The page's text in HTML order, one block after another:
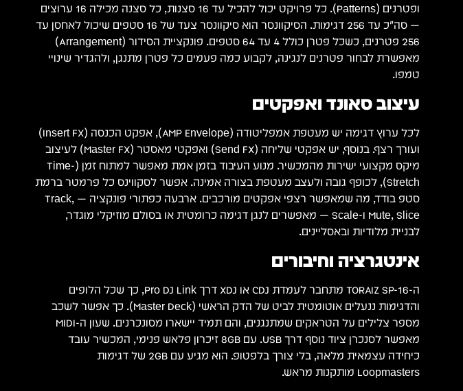
ופטרנים (Patterns). כל פרויקט יכול להכיל עד 16 סצנות, כל סצנה מכילה 16 ערוצים
— סה"כ עד 256 דגימות. הסיקוונסר הוא סיקוונסר צעד של 16 סטפים שיכול לאחסן עד
256 פטרנים, כשכל פטרן כולל 4 עד 64 סטפים. פונקציית הסידור (Arrangement)
מאפשרת לבחור פטרנים לנגינה, לקבוע כמה פעמים כל פטרן מתנגן, ולהגדיר שינויי
טמפו.
עיצוב סאונד ואפקטים
לכל ערוץ דגימה יש מעטפת אמפליטודה (AMP Envelope), אפקט הכנסה (Insert FX)
ועורך רצף. בנוסף, יש אפקטי שליחה (Send FX) ואפקטי מאסטר (Master FX) לעיצוב
מיקס מקצועי ישירות מהמכשיר. מנוע העיבוד בזמן אמת מאפשר למתוח זמן (Time-
Stretch), לכופף גובה ולעצב מעטפת בצורה אמינה. אפשר לסקווינס כל פרמטר ברמת
סטפ בודד, מה שמאפשר רצפי אפקטים מורכבים. ארבעה כפתורי פונקציה — Track,
Mute, Slice ו-Scale — מאפשרים לנגן דגימה כרומטית או בסולם מוזיקלי מוגדר,
לבניית מלודיות ובאסליינים.
אינטגרציה וחיבורים
ה-TORAIZ SP-16 מתחבר לעמדת CDJ או XDJ דרך Pro DJ Link, כך שכל הלופים
והדגימות ננעלים אוטומטית לביט של הדק הראשי (Master Deck). כך אפשר לשכב
מספר צלילים על הטראקים שמתנגנים, והם תמיד יישארו מסונכרנים. שעון ה-MIDI
מאפשר לסנכרן ציוד נוסף דרך USB. עם 8GB זיכרון פלאש פנימי, המכשיר עובד
כיחידה עצמאית מלאה, בלי צורך בלפטופ. הוא מגיע עם 2GB של דגימות
Loopmasters מותקנות מראש.